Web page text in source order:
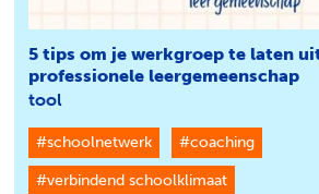
5 tips om je werkgroep te laten
professionele leergemeenschap
tool
#schoolnetwerk #coaching
#verbindend schoolklimaat